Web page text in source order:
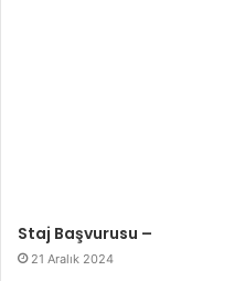
Staj Başvurusu –
21 Aralık 2024